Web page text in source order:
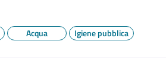
Acqua Igiene pubblica